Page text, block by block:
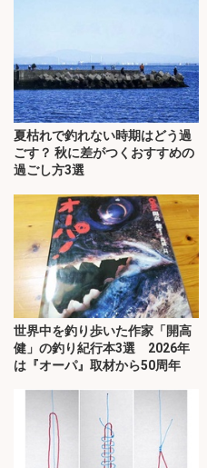
夏枯れで釣れない時期はどう過
ごす？ 秋に差がつくおすすめの
過ごし方3選
世界中を釣り歩いた作家「開高
健」の釣り紀行本3選 2026年
は『オーパ』取材から50周年